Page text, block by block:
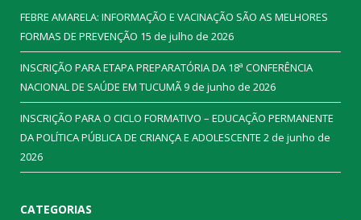
FEBRE AMARELA: INFORMAÇÃO E VACINAÇÃO SÃO AS MELHORES
FORMAS DE PREVENÇÃO 15 de julho de 2026
INSCRIÇÃO PARA ETAPA PREPARATÓRIA DA 18ª CONFERÊNCIA
NACIONAL DE SAÚDE EM TUCUMÃ9 de junho de 2026
INSCRIÇÃO PARA O CICLO FORMATIVO – EDUCAÇÃO PERMANENTE
DA POLÍTICA PÚBLICA DE CRIANÇA E ADOLESCENTE 2 de junho de
2026
CATEGORIAS